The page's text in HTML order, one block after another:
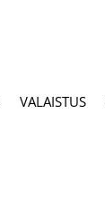
VALAISTUS